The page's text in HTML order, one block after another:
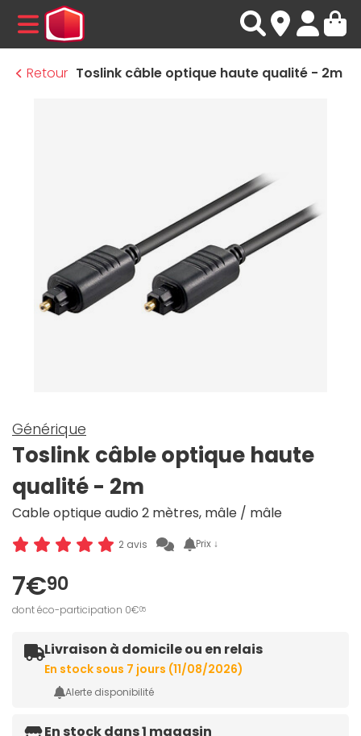
MENU
Retour Toslink câble optique haute qualité - 2m
Générique
Toslink câble optique haute
qualité - 2m
Cable optique audio 2 mètres, mâle / mâle
2 avis Prix ↓
7€90
dont éco-participation 0€05
Livraison à domicile ou en relais
En stock sous 7 jours (11/08/2026)
Alerte disponibilité
En stock dans 1 magasin